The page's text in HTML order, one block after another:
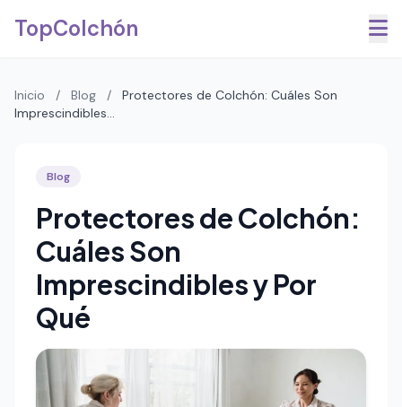
TopColchón
Inicio / Blog /
Protectores de Colchón: Cuáles Son
Imprescindibles...
Blog
Protectores de Colchón:
Cuáles Son
Imprescindibles y Por
Qué